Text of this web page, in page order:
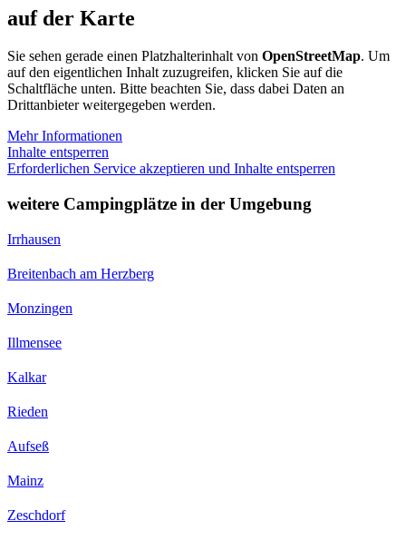
auf der Karte
Sie sehen gerade einen Platzhalterinhalt von OpenStreetMap. Um
auf den eigentlichen Inhalt zuzugreifen, klicken Sie auf die
Schaltfläche unten. Bitte beachten Sie, dass dabei Daten an
Drittanbieter weitergegeben werden.
Mehr Informationen
Inhalte entsperren
Erforderlichen Service akzeptieren und Inhalte entsperren
weitere Campingplätze in der Umgebung
Irrhausen
Breitenbach am Herzberg
Monzingen
Illmensee
Kalkar
Rieden
Aufseß
Mainz
Zeschdorf